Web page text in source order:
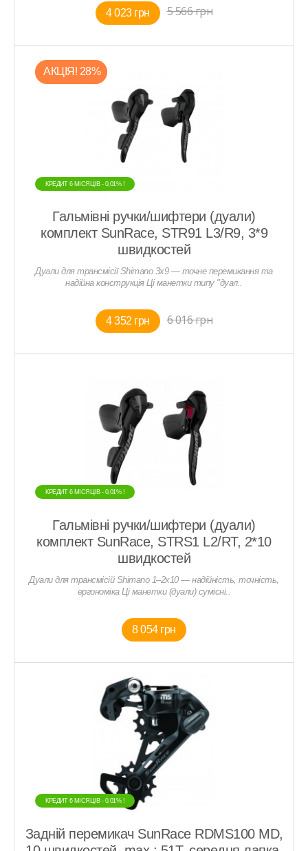
4 023 грн 5 566 грн
АКЦIЯ! 28%
КРЕДИТ 6 МIСЯЦIВ - 0,01% !
Гальмівні ручки/шифтери (дуали)
комплект SunRace, STR91 L3/R9, 3*9
швидкостей
Дуали для трансмісії Shimano 3x9 — точне перемикання та
надійна конструкція Ці манетки типу "дуал..
4 352 грн 6 016 грн
КРЕДИТ 6 МIСЯЦIВ - 0,01% !
Гальмівні ручки/шифтери (дуали)
комплект SunRace, STRS1 L2/RT, 2*10
швидкостей
Дуали для трансмісій Shimano 1–2x10 — надійність, точність,
ергономіка Ці манетки (дуали) сумісні..
8 054 грн
КРЕДИТ 6 МIСЯЦIВ - 0,01% !
Задній перемикач SunRace RDMS100 MD,